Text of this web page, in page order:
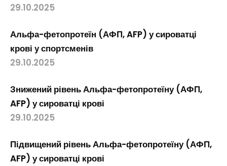
29.10.2025
Альфа-фетопротеїн (АФП, AFP) у сироватці
крові у спортсменів
29.10.2025
Знижений рівень Альфа-фетопротеїну (АФП,
AFP) у сироватці крові
29.10.2025
Підвищений рівень Альфа-фетопротеїну (АФП,
AFP) у сироватці крові